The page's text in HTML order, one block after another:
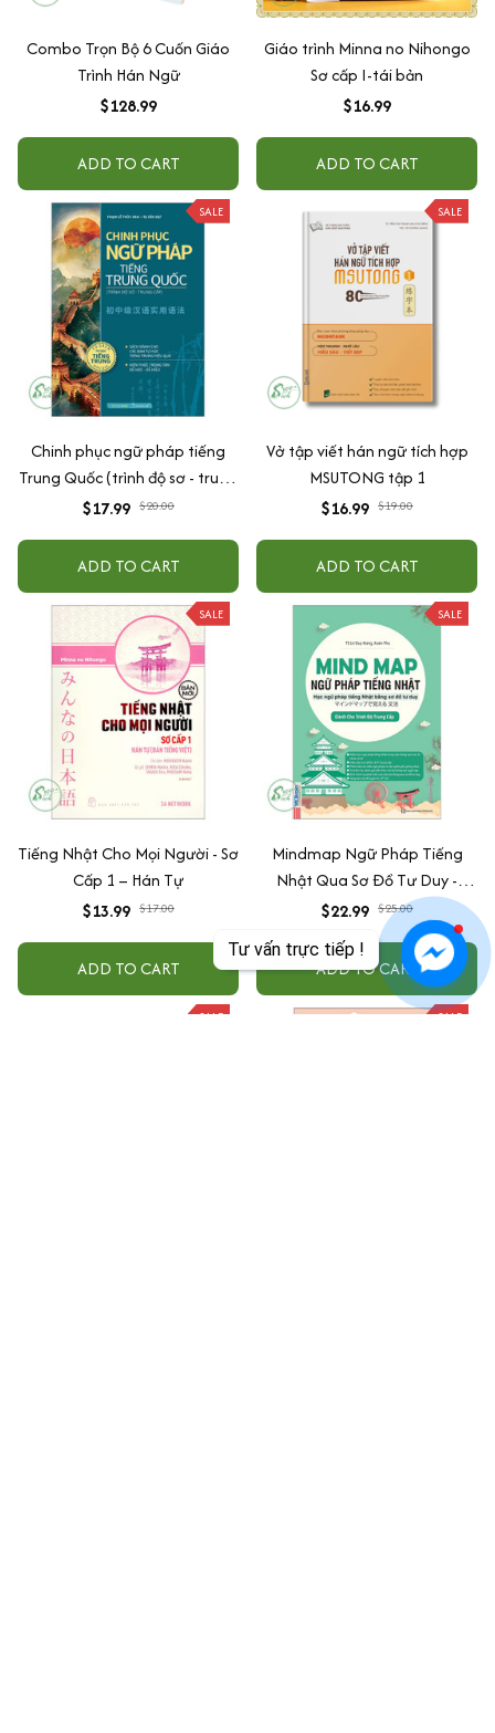
Tư vấn trực tiếp !
Combo Trọn Bộ 6 Cuốn Giáo
Trình Hán Ngữ
$128.99
ADD TO CART
Giáo trình Minna no Nihongo
Sơ cấp I-tái bản
$16.99
ADD TO CART
SALE
Chinh phục ngữ pháp tiếng
Trung Quốc (trình độ sơ - trung
cấp)
$17.99 $20.00
ADD TO CART
SALE
Vở tập viết hán ngữ tích hợp
MSUTONG tập 1
$16.99 $19.00
ADD TO CART
SALE
Tiếng Nhật Cho Mọi Người - Sơ
Cấp 1 – Hán Tự
$13.99 $17.00
ADD TO CART
SALE
Mindmap Ngữ Pháp Tiếng
Nhật Qua Sơ Đồ Tư Duy -
Dành Cho Trình Độ Trung Cấp
$22.99 $25.00
ADD TO CART
SALE SALE